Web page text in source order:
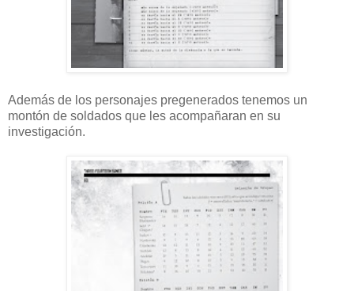
Además de los personajes pregenerados tenemos un
montón de soldados que les acompañaran en su
investigación.